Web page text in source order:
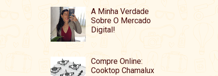
A Minha Verdade
Sobre O Mercado
Digital!
Compre Online:
Cooktop Chamalux